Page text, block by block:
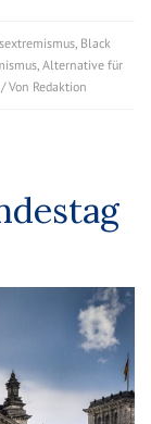
, Black
, Alternative für
/ Von Redaktion